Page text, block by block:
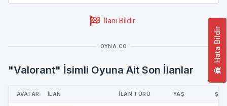
Hata Bildir
İlanı Bildir
OYNA.CO
"Valorant" İsimli Oyuna Ait Son İlanlar
AVATAR İLAN İLAN TÜRÜ YAŞ